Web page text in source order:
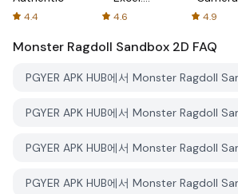
4.4
Spreadsheets
4.6 4.9
Monster Ragdoll Sandbox 2D FAQ